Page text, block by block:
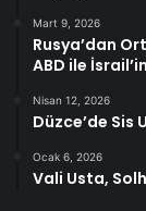
Mart 9, 2026
Rusya’dan
ABD ile
Nisan 12, 2026
Düzce’de Sis
Ocak 6, 2026
Vali Usta,